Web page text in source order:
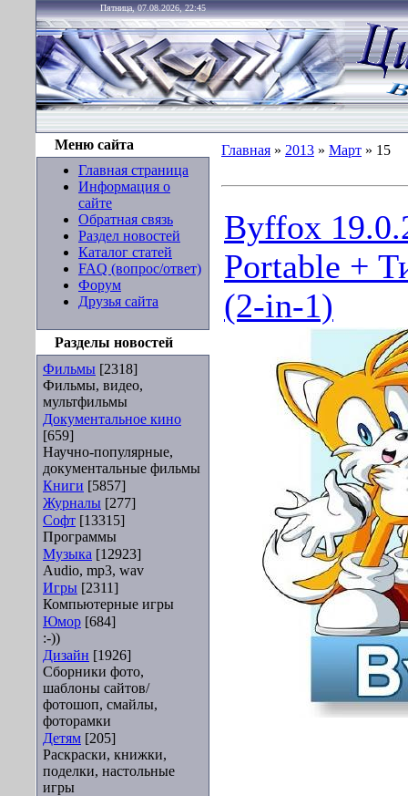
Пятница, 07.08.2026, 22:45
Меню сайта
Главная страница
Информация о
сайте
Обратная связь
Раздел новостей
Каталог статей
FAQ (вопрос/ответ)
Форум
Друзья сайта
Разделы новостей
Фильмы [2318]
Фильмы, видео,
мультфильмы
Документальное кино
[659]
Научно-популярные,
документальные фильмы
Книги [5857]
Журналы [277]
Софт [13315]
Программы
Музыка [12923]
Audio, mp3, wav
Игры [2311]
Компьютерные игры
Юмор [684]
:-))
Дизайн [1926]
Сборники фото,
шаблоны сайтов/
фотошоп, смайлы,
фоторамки
Детям [205]
Раскраски, книжки,
поделки, настольные
игры
Главная » 2013 » Март » 15
Byffox
Portable +
(2-in-1)